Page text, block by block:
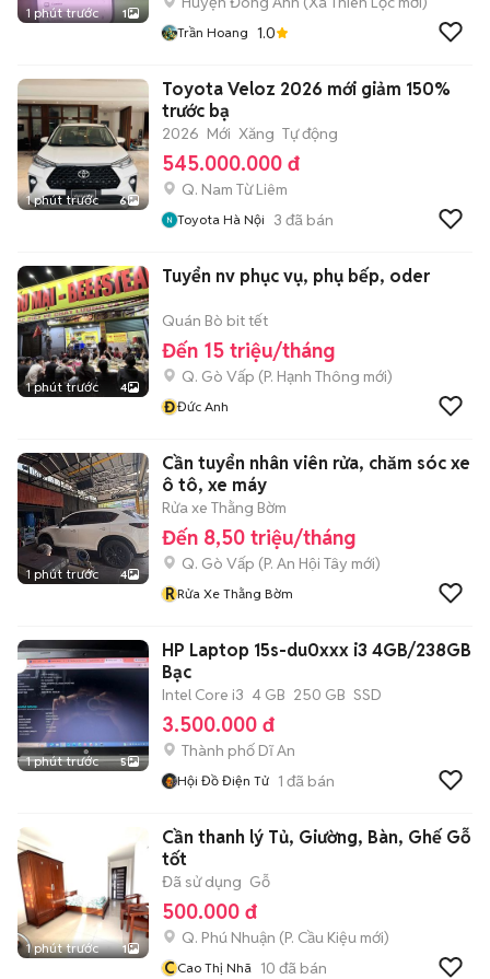
1 phút trước 1
Trần Hoang 1.0
1 phút trước 6
Toyota Veloz 2026 mới giảm 150%
trước bạ
2026 Mới Xăng Tự động
545.000.000 đ
Q. Nam Từ Liêm
Toyota Hà Nội 3 đã bán
1 phút trước 4
Tuyển nv phục vụ, phụ bếp, oder
Quán Bò bit tết
Đến 15 triệu/tháng
Q. Gò Vấp (P. Hạnh Thông mới)
ĐĐức Anh
1 phút trước 4
Cần tuyển nhân viên rửa, chăm sóc xe
ô tô, xe máy
Rửa xe Thằng Bờm
Đến 8,50 triệu/tháng
Q. Gò Vấp (P. An Hội Tây mới)
R
Rửa Xe Thằng Bờm
1 phút trước 5
HP Laptop 15s-du0xxx i3 4GB/238GB
Bạc
Intel Core i3 4 GB 250 GB SSD
3.500.000 đ
Thành phố Dĩ An
Hội Đồ Điện Tử 1 đã bán
1 phút trước 1
Cần thanh lý Tủ, Giường, Bàn, Ghế Gỗ
tốt
Đã sử dụng Gỗ
500.000 đ
Q. Phú Nhuận (P. Cầu Kiệu mới)
CCao Thị Nhã 10 đã bán